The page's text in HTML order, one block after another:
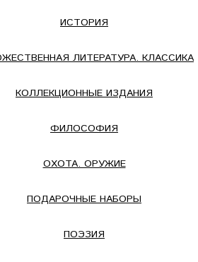
ИСТОРИЯ
ЛИТЕРАТУРА. КЛАССИКА
КОЛЛЕКЦИОННЫЕ ИЗДАНИЯ
ФИЛОСОФИЯ
ОХОТА. ОРУЖИЕ
ПОДАРОЧНЫЕ НАБОРЫ
ПОЭЗИЯ